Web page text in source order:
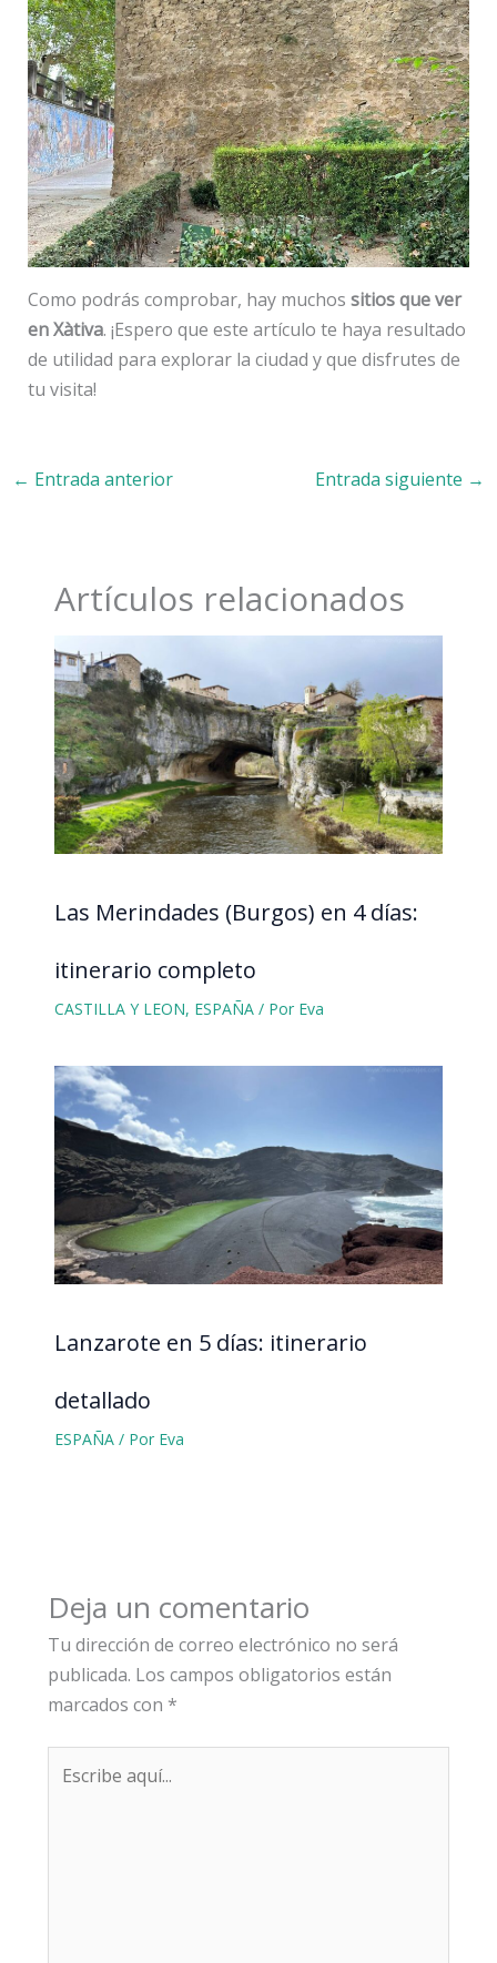
Como podrás comprobar, hay muchos sitios que ver
en Xàtiva. ¡Espero que este artículo te haya resultado
de utilidad para explorar la ciudad y que disfrutes de
tu visita!
← Entrada anterior Entrada siguiente →
Artículos relacionados
Las Merindades (Burgos) en 4 días:
itinerario completo
CASTILLA Y LEON, ESPAÑA/ Por Eva
Lanzarote en 5 días: itinerario
detallado
ESPAÑA/ Por Eva
Deja un comentario
Tu dirección de correo electrónico no será
publicada. Los campos obligatorios están
marcados con *
aquí...